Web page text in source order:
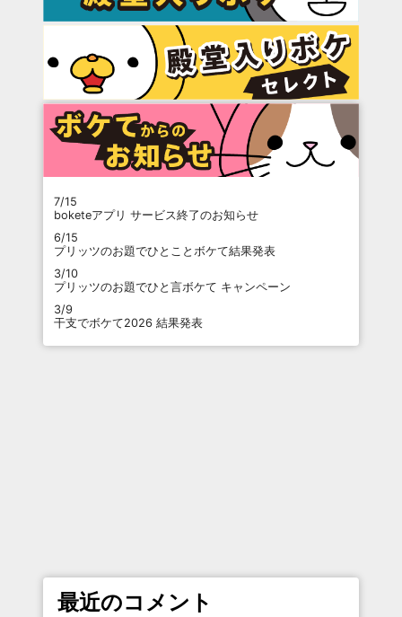
7/15
boketeアプリ サービス終了のお知らせ
6/15
プリッツのお題でひとことボケて結果発表
3/10
プリッツのお題でひと言ボケて キャンペーン
3/9
干支でボケて2026 結果発表
最近のコメント